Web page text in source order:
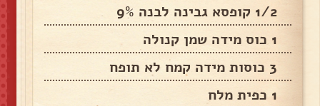
1/2 קופסא גבינה לבנה 9%
1 כוס מידה שמן קנולה
3 כוסות מידה קמח לא תופח
1 כפית מלח